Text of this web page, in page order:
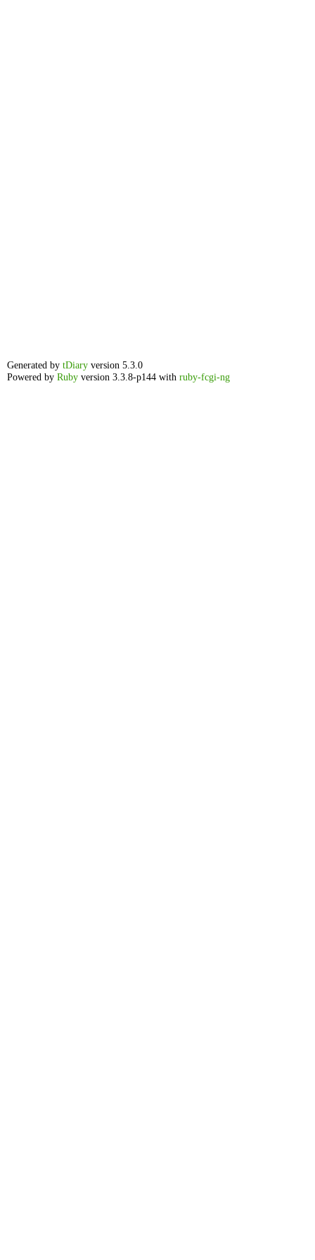
Generated by tDiary version 5.3.0
Powered by Ruby version 3.3.8-p144 with ruby-fcgi-ng